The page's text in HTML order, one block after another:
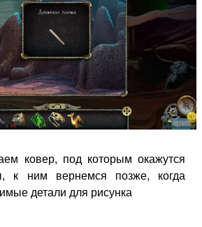
ковер, под которым окажутся
к ним вернемся позже, когда
детали для рисунка